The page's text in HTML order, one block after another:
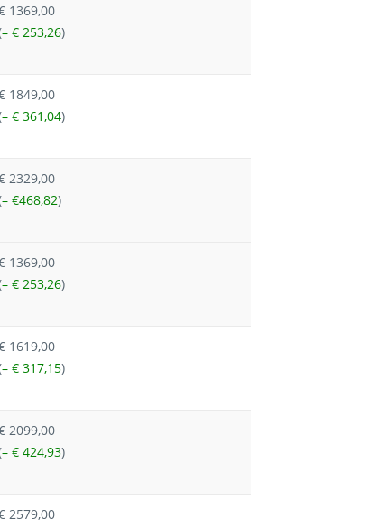
1369,00
– € 253,26)
1849,00
– € 361,04)
2329,00
– €468,82)
1369,00
– € 253,26)
1619,00
– € 317,15)
2099,00
– € 424,93)
2579,00